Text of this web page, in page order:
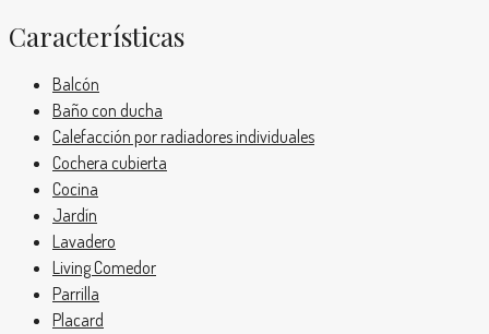
Características
Balcón
Baño con ducha
Calefacción por radiadores individuales
Cochera cubierta
Cocina
Jardín
Lavadero
Living Comedor
Parrilla
Placard